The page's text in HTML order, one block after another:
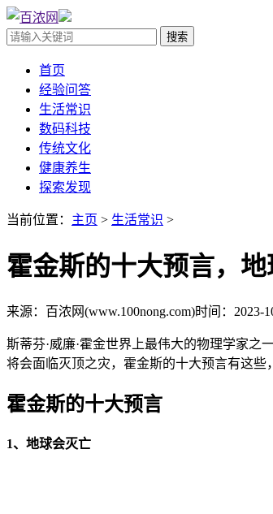
首页
经验问答
生活常识
数码科技
传统文化
健康养生
探索发现
当前位置： 主页 > 生活常识 >
霍金斯的十大预言，
来源：百浓网(www.100nong.com)时间：2023-
斯蒂芬·威廉·霍金世界上最伟大的物理学家
将会面临灭顶之灾，霍金斯的十大预言有这些
霍金斯的十大预言
1、地球会灭亡